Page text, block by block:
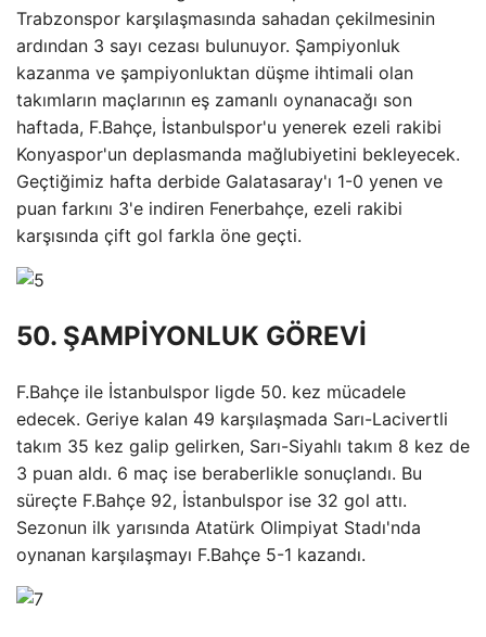
Trabzonspor karşılaşmasında sahadan çekilmesinin
ardından 3 sayı cezası bulunuyor. Şampiyonluk
kazanma ve şampiyonluktan düşme ihtimali olan
takımların maçlarının eş zamanlı oynanacağı son
haftada, F.Bahçe, İstanbulspor'u yenerek ezeli rakibi
Konyaspor'un deplasmanda mağlubiyetini bekleyecek.
Geçtiğimiz hafta derbide Galatasaray'ı 1-0 yenen ve
puan farkını 3'e indiren Fenerbahçe, ezeli rakibi
karşısında çift gol farkla öne geçti.
50. ŞAMPİYONLUK GÖREVİ
F.Bahçe ile İstanbulspor ligde 50. kez mücadele
edecek. Geriye kalan 49 karşılaşmada Sarı-Lacivertli
takım 35 kez galip gelirken, Sarı-Siyahlı takım 8 kez de
3 puan aldı. 6 maç ise beraberlikle sonuçlandı. Bu
süreçte F.Bahçe 92, İstanbulspor ise 32 gol attı.
Sezonun ilk yarısında Atatürk Olimpiyat Stadı'nda
oynanan karşılaşmayı F.Bahçe 5-1 kazandı.